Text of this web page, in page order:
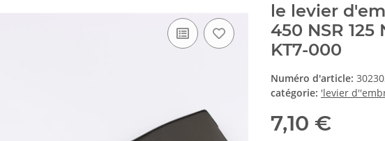
le levier
450 NSR 125
KT7-000
Numéro d'article:
catégorie: 'levier
7,10 €